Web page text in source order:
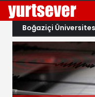
Boğaziçi